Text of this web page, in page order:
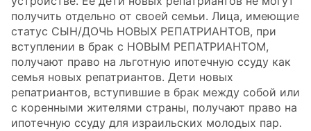
получить отдельно от своей семьи. Лица, имеющие
статус СЫН/ДОЧЬ НОВЫХ РЕПАТРИАНТОВ, при
вступлении в брак с НОВЫМ РЕПАТРИАНТОМ,
получают право на льготную ипотечную ссуду как
семья новых репатриантов. Дети новых
репатриантов, вступившие в брак между собой или
с коренными жителями страны, получают право на
ипотечную ссуду для израильских молодых пар.